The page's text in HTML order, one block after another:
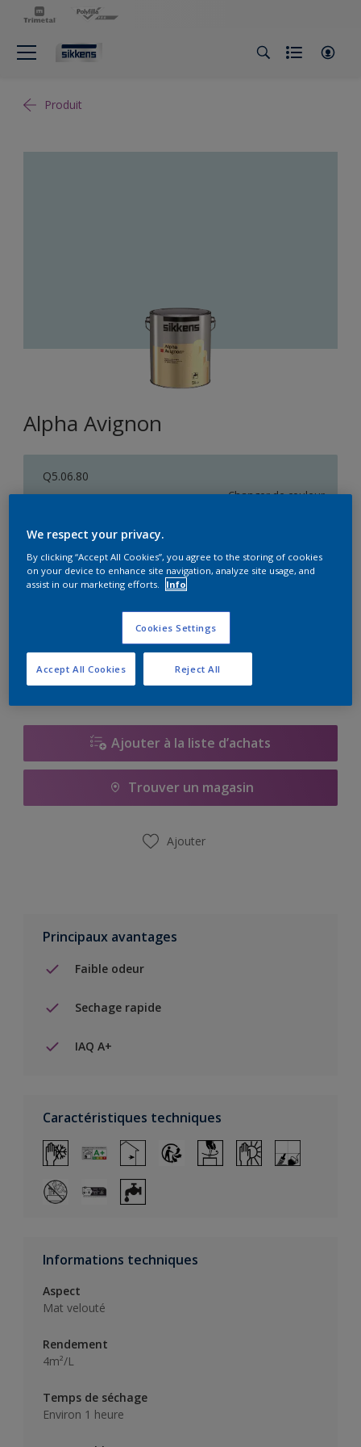
Produit
Alpha Avignon
Q5.06.80
Changer de couleur
Format
5L
Calculateur de peinture
Calculer
Ajouter à la liste d’achats
Trouver un magasin
Ajouter
Principaux avantages
Faible odeur
Sechage rapide
IAQ A+
Caractéristiques techniques
Informations techniques
Aspect
Mat velouté
Rendement
4m²/L
Temps de séchage
Environ 1 heure
We respect your privacy.
By clicking “Accept All Cookies”, you agree to the storing of cookies
on your device to enhance site navigation, analyze site usage, and
assist in our marketing efforts.
Info
Cookies Settings
Reject All
Accept All Cookies